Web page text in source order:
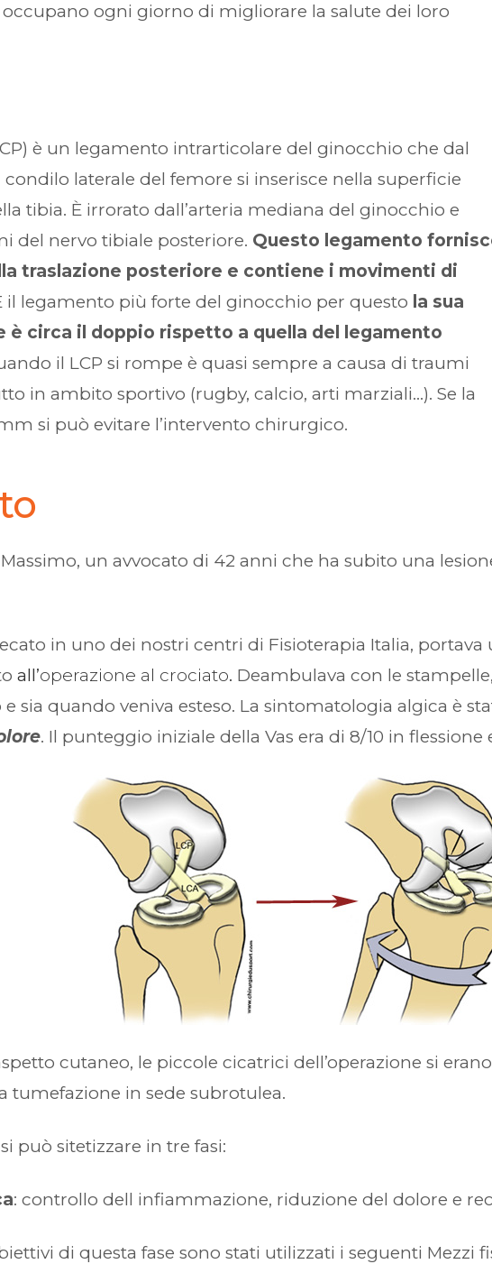
occupano ogni giorno di migliorare la salute dei loro
è un legamento intrarticolare del ginocchio che dal
laterale del femore si inserisce nella superficie
tibia. È irrorato dall’arteria mediana del ginocchio e
del nervo tibiale posteriore. Questo legamento
traslazione posteriore e contiene i movimenti di
il legamento più forte del ginocchio per questo la sua
è circa il doppio rispetto a quella del legamento
il LCP si rompe è quasi sempre a causa di traumi
in ambito sportivo (rugby, calcio, arti marziali…). Se la
si può evitare l’intervento chirurgico.
un avvocato di 42 anni che ha subito una
in uno dei nostri centri di Fisioterapia Italia,
all’operazione al crociato. Deambulava con le
sia quando veniva esteso. La sintomatologia algica è
. Il punteggio iniziale della Vas era di 8/10 in flessione
cutaneo, le piccole cicatrici dell’operazione si
tumefazione in sede subrotulea.
può sitetizzare in tre fasi:
: controllo dell infiammazione, riduzione del dolore e
di questa fase sono stati utilizzati i seguenti Mezzi